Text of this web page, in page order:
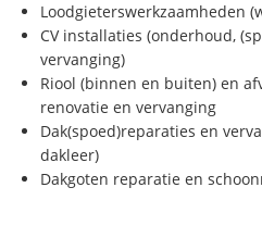
Loodgieterswerkzaamheden
CV installaties (onderhoud,
vervanging)
Riool (binnen en buiten) en
renovatie en vervanging
Dak(spoed)reparaties en
dakleer)
Dakgoten reparatie en